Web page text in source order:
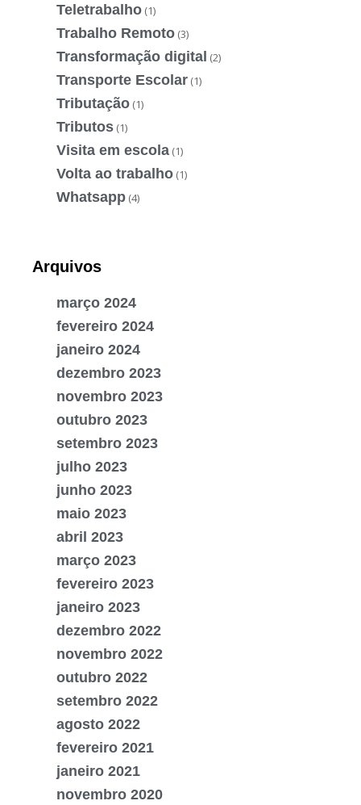
Teletrabalho (1)
Trabalho Remoto (3)
Transformação digital (2)
Transporte Escolar (1)
Tributação (1)
Tributos (1)
Visita em escola (1)
Volta ao trabalho (1)
Whatsapp (4)
Arquivos
março 2024
fevereiro 2024
janeiro 2024
dezembro 2023
novembro 2023
outubro 2023
setembro 2023
julho 2023
junho 2023
maio 2023
abril 2023
março 2023
fevereiro 2023
janeiro 2023
dezembro 2022
novembro 2022
outubro 2022
setembro 2022
agosto 2022
fevereiro 2021
janeiro 2021
novembro 2020